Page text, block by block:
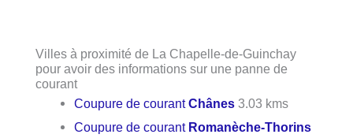
Villes à proximité de La Chapelle-de-Guinchay
pour avoir des informations sur une panne de
courant
Coupure de courantChânes 3.03 kms
Coupure de courant Romanèche-Thorins